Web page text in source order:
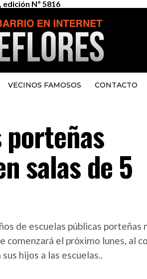
Nº 5816
VECINOS FAMOSOS CONTACTO
porteñas
salas de 5
de escuelas públicas porteñas
comenzará el próximo lunes, al
hijos a las escuelas..